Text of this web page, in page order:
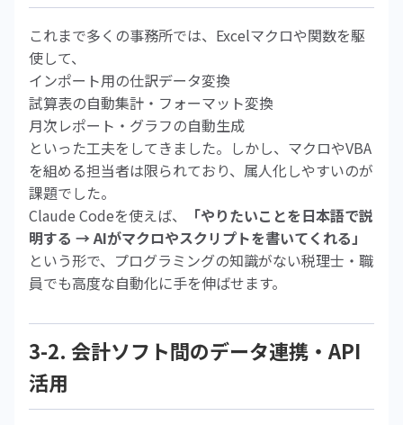
これまで多くの事務所では、Excelマクロや関数を駆
使して、
インポート用の仕訳データ変換
試算表の自動集計・フォーマット変換
月次レポート・グラフの自動生成
といった工夫をしてきました。しかし、マクロやVBA
を組める担当者は限られており、属人化しやすいのが
課題でした。
Claude Codeを使えば、
「やりたいことを日本語で説
明する → AIがマクロやスクリプトを書いてくれる」
という形で、プログラミングの知識がない税理士・職
員でも高度な自動化に手を伸ばせます。
3-2. 会計ソフト間のデータ連携・API
活用